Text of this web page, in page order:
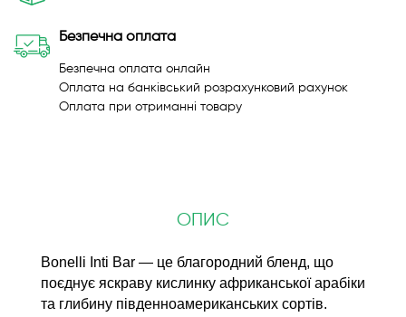
Безпечна оплата
Безпечна оплата онлайн
Оплата на банківський розрахунковий рахунок
Оплата при отриманні товару
ОПИС
Bonelli Inti Bar — це благородний бленд, що
поєднує яскраву кислинку африканської арабіки
та глибину південноамериканських сортів.